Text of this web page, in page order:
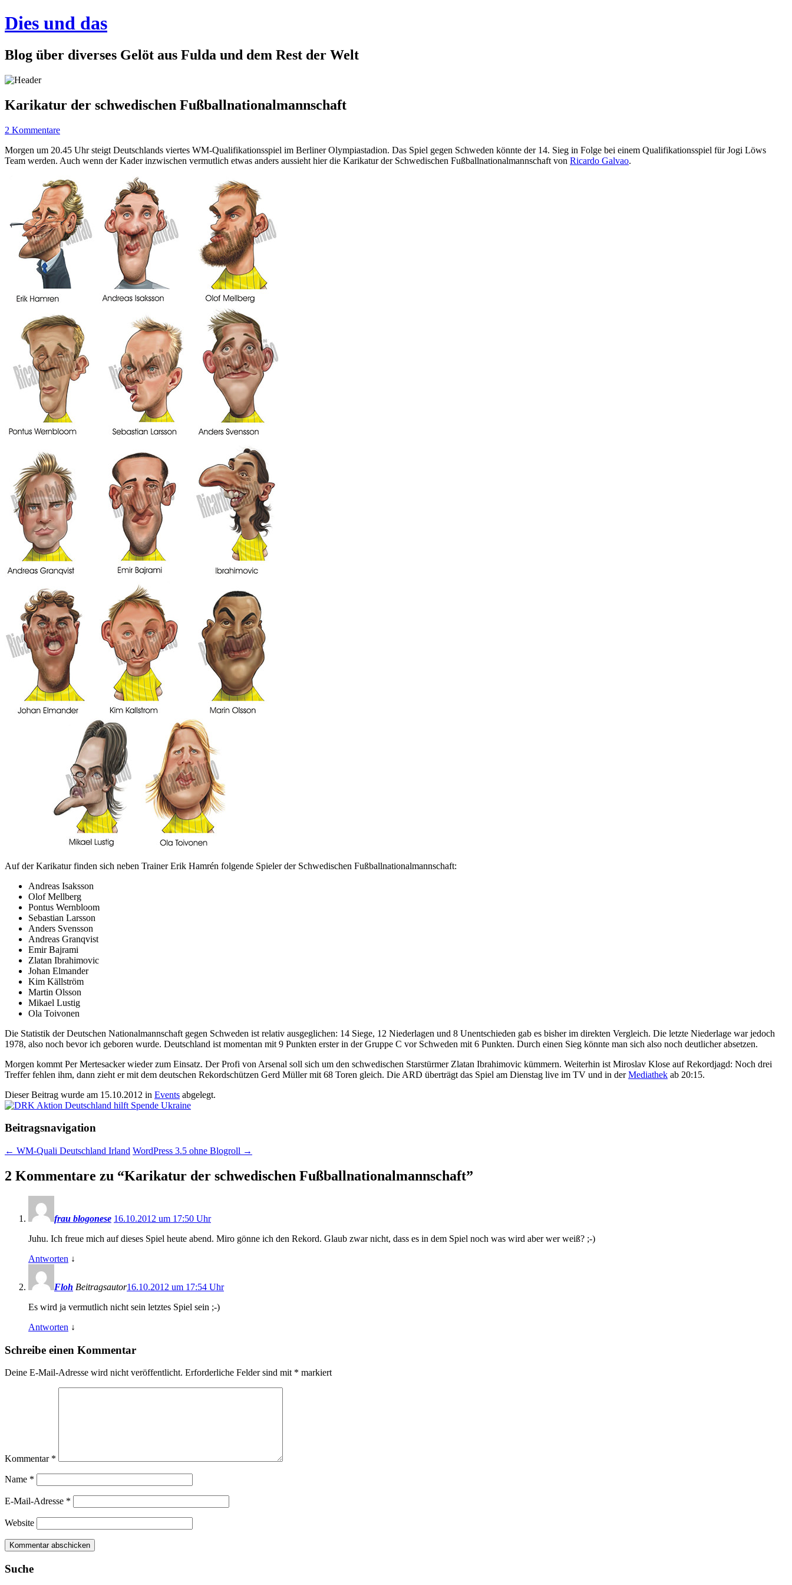
Dies und das
Blog über diverses Gelöt aus Fulda und dem Rest der Welt
Karikatur der schwedischen Fußballnationalmannschaft
2 Kommentare
Morgen um 20.45 Uhr steigt Deutschlands viertes WM-Qualifikationsspiel im Berliner Olympiastadion. Das Spiel gegen Schweden könnte der 14. Sieg in Folge bei einem Qualifikationsspiel für Jogi Löws
Team werden. Auch wenn der Kader inzwischen vermutlich etwas anders aussieht hier die Karikatur der Schwedischen Fußballnationalmannschaft von Ricardo Galvao.
Auf der Karikatur finden sich neben Trainer Erik Hamrén folgende Spieler der Schwedischen Fußballnationalmannschaft:
Andreas Isaksson
Olof Mellberg
Pontus Wernbloom
Sebastian Larsson
Anders Svensson
Andreas Granqvist
Emir Bajrami
Zlatan Ibrahimovic
Johan Elmander
Kim Källström
Martin Olsson
Mikael Lustig
Ola Toivonen
Die Statistik der Deutschen Nationalmannschaft gegen Schweden ist relativ ausgeglichen: 14 Siege, 12 Niederlagen und 8 Unentschieden gab es bisher im direkten Vergleich. Die letzte Niederlage war jedoch
1978, also noch bevor ich geboren wurde. Deutschland ist momentan mit 9 Punkten erster in der Gruppe C vor Schweden mit 6 Punkten. Durch einen Sieg könnte man sich also noch deutlicher absetzen.
Morgen kommt Per Mertesacker wieder zum Einsatz. Der Profi von Arsenal soll sich um den schwedischen Starstürmer Zlatan Ibrahimovic kümmern. Weiterhin ist Miroslav Klose auf Rekordjagd: Noch drei
Treffer fehlen ihm, dann zieht er mit dem deutschen Rekordschützen Gerd Müller mit 68 Toren gleich. Die ARD überträgt das Spiel am Dienstag live im TV und in derMediathek ab 20:15.
Dieser Beitrag wurde am 15.10.2012 in Events abgelegt.
Beitragsnavigation
← WM-Quali Deutschland Irland WordPress 3.5 ohne Blogroll →
2 Kommentare zu “Karikatur der schwedischen Fußballnationalmannschaft”
frau blogonese 16.10.2012 um 17:50 Uhr
Juhu. Ich freue mich auf dieses Spiel heute abend. Miro gönne ich den Rekord. Glaub zwar nicht, dass es in dem Spiel noch was wird aber wer weiß? ;-)
Antworten ↓
Floh Beitragsautor16.10.2012 um 17:54 Uhr
Es wird ja vermutlich nicht sein letztes Spiel sein ;-)
Antworten ↓
Schreibe einen Kommentar
Deine E-Mail-Adresse wird nicht veröffentlicht. Erforderliche Felder sind mit * markiert
Kommentar *
Name *
E-Mail-Adresse *
Website
Suche